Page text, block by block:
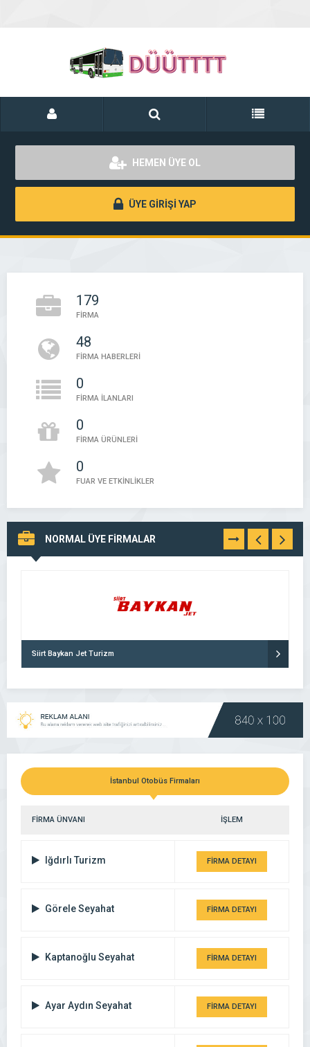
HEMEN ÜYE OL
ÜYE GİRİŞİ YAP
179
FİRMA
48
FİRMA HABERLERİ
0
FİRMA İLANLARI
0
FİRMA ÜRÜNLERİ
0
FUAR VE ETKİNLİKLER
NORMAL ÜYE FİRMALAR TÜMÜNÜ
GÖR
Siirt Baykan Jet Turizm
İstanbul Otobüs Firmaları
FİRMA ÜNVANI İŞLEM
Iğdırlı Turizm FİRMA DETAYI
Görele Seyahat FİRMA DETAYI
Kaptanoğlu Seyahat FİRMA DETAYI
Ayar Aydın Seyahat FİRMA DETAYI